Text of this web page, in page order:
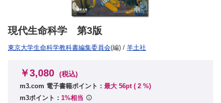
現代生命科学 第3版
東京大学生命科学教科書編集委員会(編) / 羊土社
￥3,080 (税込)
m3.com 電子書籍ポイント： 最大 56pt ( 2 %)
m3ポイント： 1%相当